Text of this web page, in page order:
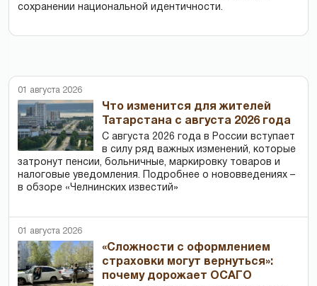
сохранении национальной идентичности.
01 августа 2026
Что изменится для жителей
Татарстана с августа 2026 года
С августа 2026 года в России вступает
в силу ряд важных изменений, которые
затронут пенсии, больничные, маркировку товаров и
налоговые уведомления. Подробнее о нововведениях –
в обзоре «Челнинских известий»
01 августа 2026
«Сложности с оформлением
страховки могут вернуться»:
почему дорожает ОСАГО